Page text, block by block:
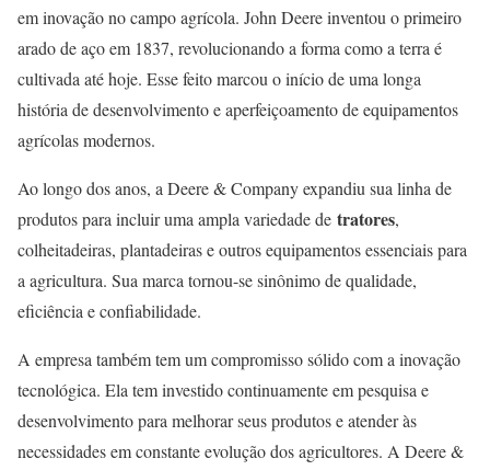
em inovação no campo agrícola. John Deere inventou o primeiro
arado de aço em 1837, revolucionando a forma como a terra é
cultivada até hoje. Esse feito marcou o início de uma longa
história de desenvolvimento e aperfeiçoamento de equipamentos
agrícolas modernos.
Ao longo dos anos, a Deere & Company expandiu sua linha de
produtos para incluir uma ampla variedade de tratores,
colheitadeiras, plantadeiras e outros equipamentos essenciais para
a agricultura. Sua marca tornou-se sinônimo de qualidade,
eficiência e confiabilidade.
A empresa também tem um compromisso sólido com a inovação
tecnológica. Ela tem investido continuamente em pesquisa e
desenvolvimento para melhorar seus produtos e atender às
necessidades em constante evolução dos agricultores. A Deere &